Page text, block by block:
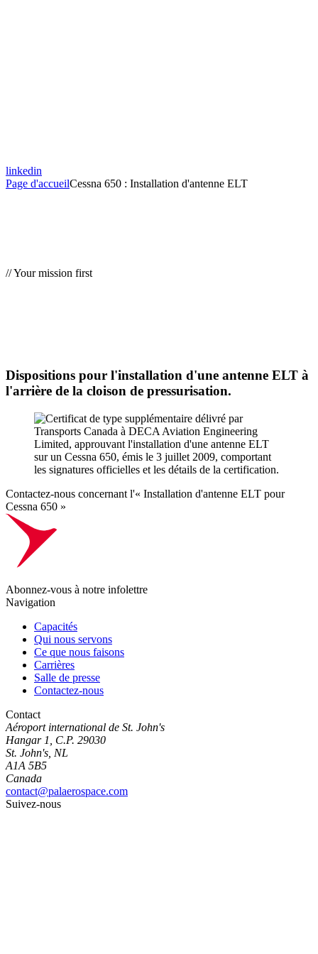
linkedin
Page d'accueilCessna 650 : Installation d'antenne ELT
// Your mission first
Dispositions pour l'installation d'une antenne ELT à
l'arrière de la cloison de pressurisation.
Contactez-nous concernant l'« Installation d'antenne ELT pour
Cessna 650 »
Abonnez-vous à notre infolettre
Navigation
Capacités
Qui nous servons
Ce que nous faisons
Carrières
Salle de presse
Contactez-nous
Contact
Aéroport international de St. John's
Hangar 1, C.P. 29030
St. John's, NL
A1A 5B5
Canada
contact@palaerospace.com
Suivez-nous